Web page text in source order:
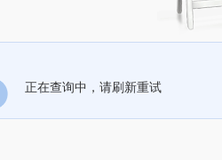
正在查询中，请刷新重试